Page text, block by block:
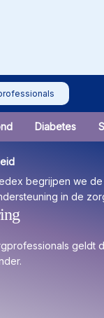
Diabetes
geldt